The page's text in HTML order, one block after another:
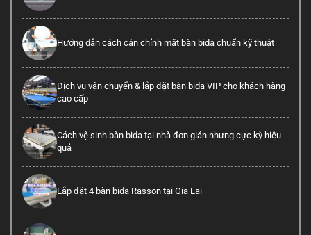
Hướng dẫn cách cân chỉnh mặt bàn bida chuẩn kỹ thuật
Dịch vụ vận chuyển & lắp đặt bàn bida VIP cho khách hàng
cao cấp
Cách vệ sinh bàn bida tại nhà đơn giản nhưng cực kỳ hiệu
quả
Lắp đặt 4 bàn bida Rasson tại Gia Lai